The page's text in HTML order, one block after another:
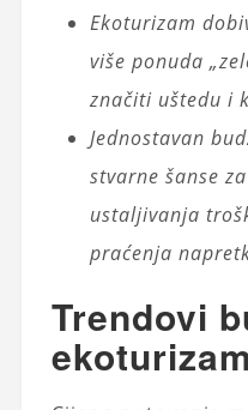
Ekoturizam
više ponuda
značiti uštedu i
Jednostavan
stvarne šanse
ustaljivanja
praćenja
Trendovi
ekoturizam